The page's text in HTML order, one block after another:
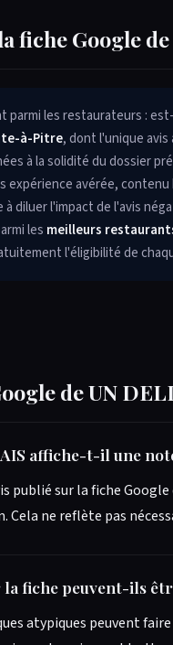
fiche Google de
les restaurateurs :
à-Pitre, dont l'unique
à la solidité du dossier
expérience avérée,
diluer l'impact de l'avis
les meilleurs
l'éligibilité de
de UN
affiche-t-il une
publié sur la fiche
Cela ne reflète pas
la fiche peuvent-ils
atypiques peuvent